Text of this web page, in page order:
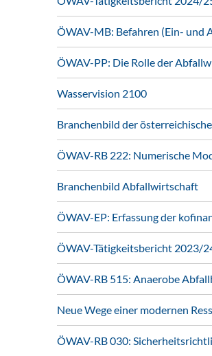
ÖWAV-MB: Befahren (Ein- und
ÖWAV-PP: Die Rolle der
Wasservision 2100
Branchenbild der
ÖWAV-RB 222: Numerische
Branchenbild Abfallwirtschaft
ÖWAV-EP: Erfassung der
ÖWAV-Tätigkeitsbericht 2023/
ÖWAV-RB 515: Anaerobe
Neue Wege einer modernen
ÖWAV-RB 030: